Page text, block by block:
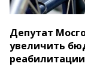
Депутат
увеличить
реабилитации